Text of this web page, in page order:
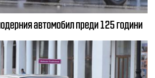
автомобил преди 125 години